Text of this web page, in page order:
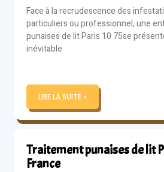
Face à la recrudescence des
particuliers ou professionnel, une
punaises de lit Paris 10 75se
inévitable
LIRE LA SUITE »
Traitement punaises de lit
France